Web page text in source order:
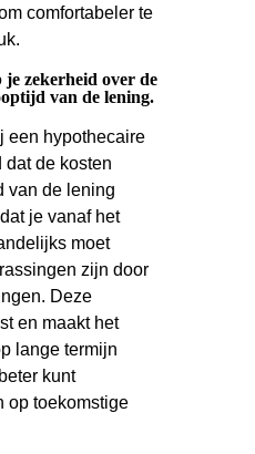
comfortabeler te
je zekerheid over de
van de lening.
een hypothecaire
dat de kosten
van de lening
je vanaf het
moet
zijn door
Deze
en maakt het
lange termijn
kunt
op toekomstige